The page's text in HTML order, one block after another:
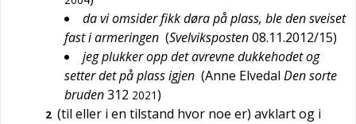
da vi omsider fikk døra på plass, ble den sveiset
fast i armeringen (Svelviksposten08.11.2012/15)
jeg plukker opp det avrevne dukkehodet og
setter det på plass igjen (Anne Elvedal Den sorte
bruden312 2021)
2 (til eller i en tilstand hvor noe er) avklart og i